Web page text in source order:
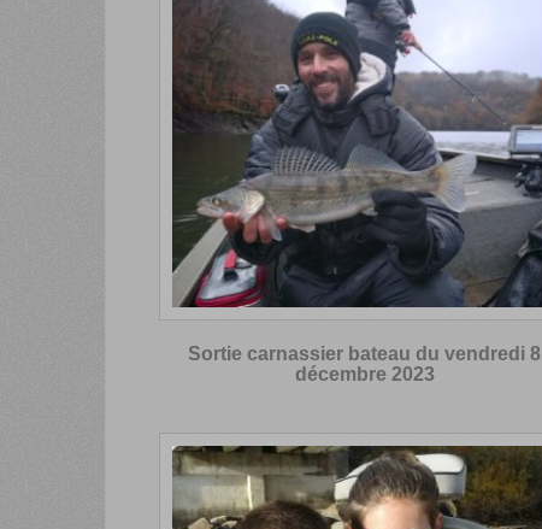
Sortie carnassier bateau du vendredi 8
décembre 2023